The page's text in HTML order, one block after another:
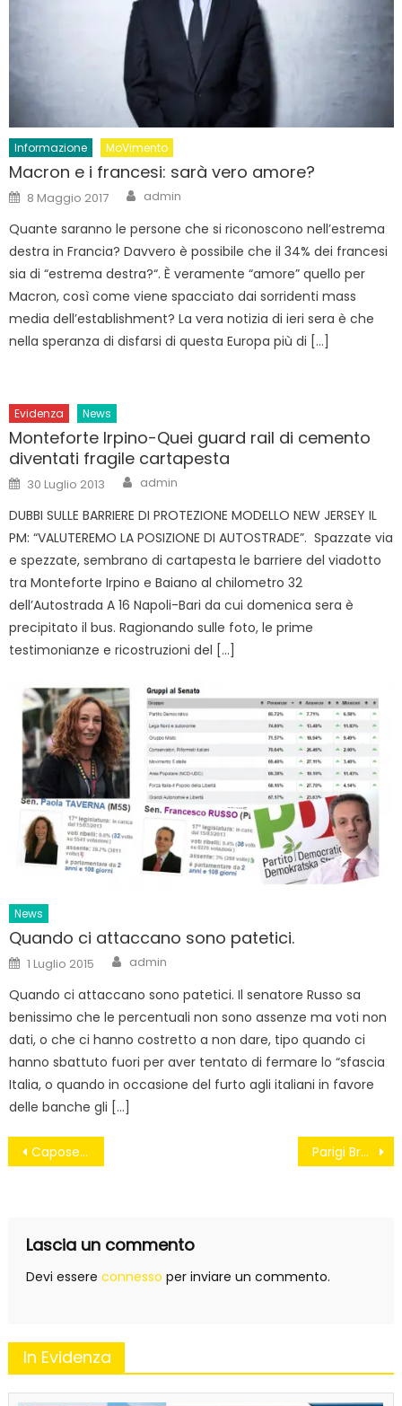
Informazione MoVimento
Macron e i francesi: sarà vero amore?
Posted
on
8 Maggio 2017 Author
admin
Quante saranno le persone che si riconoscono nell’estrema
destra in Francia? Davvero è possibile che il 34% dei francesi
sia di “estrema destra?“. È veramente “amore” quello per
Macron, così come viene spacciato dai sorridenti mass
media dell’establishment? La vera notizia di ieri sera è che
nella speranza di disfarsi di questa Europa più di […]
Evidenza News
Monteforte Irpino-Quei guard rail di cemento
diventati fragile cartapesta
Posted
on
30 Luglio 2013 Author
admin
DUBBI SULLE BARRIERE DI PROTEZIONE MODELLO NEW JERSEY IL
PM: “VALUTEREMO LA POSIZIONE DI AUTOSTRADE”. Spazzate via
e spezzate, sembrano di cartapesta le barriere del viadotto
tra Monteforte Irpino e Baiano al chilometro 32
dell’Autostrada A 16 Napoli-Bari da cui domenica sera è
precipitato il bus. Ragionando sulle foto, le prime
testimonianze e ricostruzioni del […]
News
Quando ci attaccano sono patetici.
Posted
on
1 Luglio 2015 Author
admin
Quando ci attaccano sono patetici. Il senatore Russo sa
benissimo che le percentuali non sono assenze ma voti non
dati, o che ci hanno costretto a non dare, tipo quando ci
hanno sbattuto fuori per aver tentato di fermare lo “sfascia
Italia, o quando in occasione del furto agli italiani in favore
delle banche gli […]
Navigazione
Caposele-“Sorgenti Sanità, carente lo studio di impatto ambientale” Parigi Brucia #CharlieHebdo
Lascia un commento
Devi essere connesso per inviare un commento.
In Evidenza